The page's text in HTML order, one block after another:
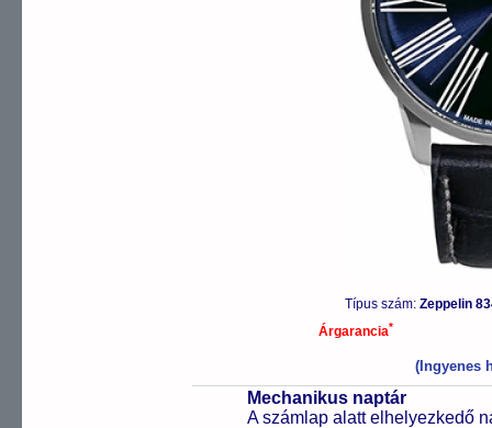
Típus szám: Zeppelin
Árgarancia*
(Ingyenes
Mechanikus naptár
A számlap alatt elhelyezkedő